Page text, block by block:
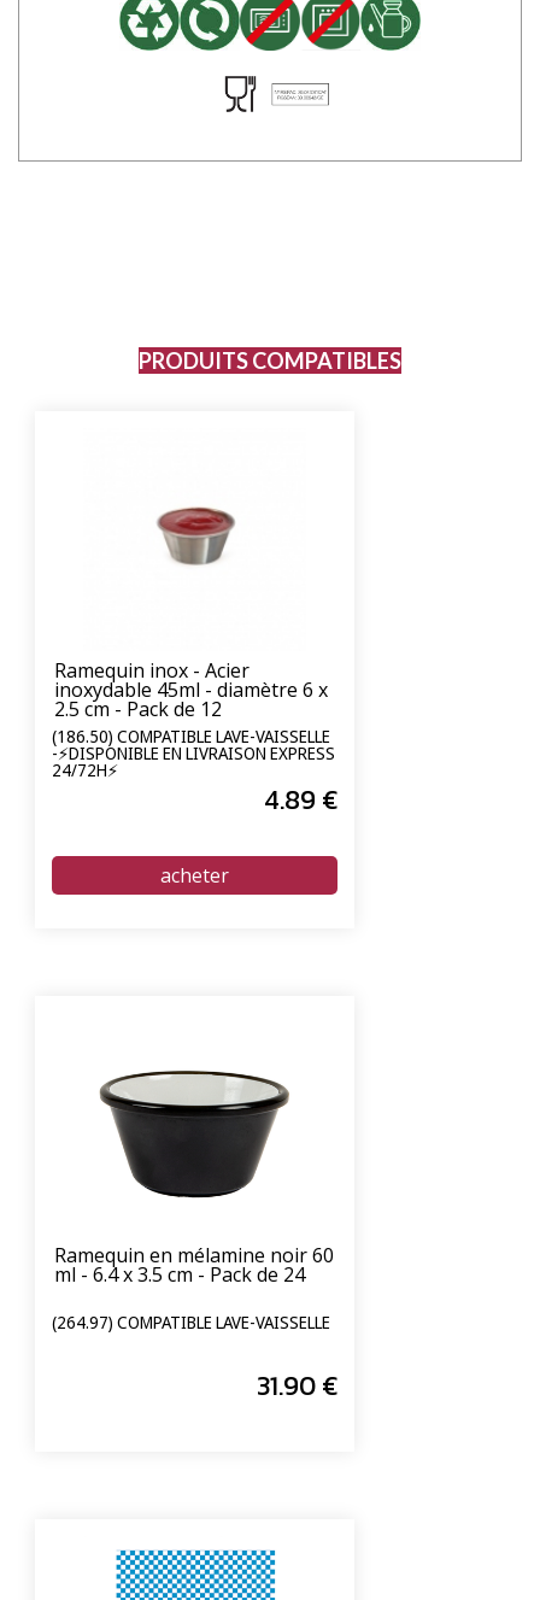
PRODUITS COMPATIBLES
Ramequin inox - Acier
inoxydable 45ml - diamètre 6 x
2.5 cm - Pack de 12
(186.50) COMPATIBLE LAVE-VAISSELLE
-⚡DISPONIBLE EN LIVRAISON EXPRESS
24/72H⚡
4.89 €
Ramequin en mélamine noir 60
ml - 6.4 x 3.5 cm - Pack de 24
(264.97) COMPATIBLE LAVE-VAISSELLE
31.90€